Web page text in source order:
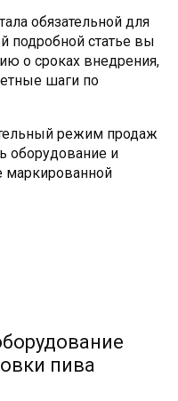
обязательной для
подробной статье вы
о сроках внедрения,
шаги по
режим продаж
оборудование и
маркированной
пива